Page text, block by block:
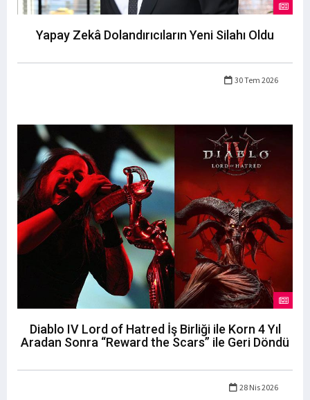
Yapay Zekâ Dolandırıcıların Yeni Silahı Oldu
30 Tem 2026
Diablo IV Lord of Hatred İş Birliği ile Korn 4 Yıl
Aradan Sonra “Reward the Scars” ile Geri Döndü
28 Nis 2026